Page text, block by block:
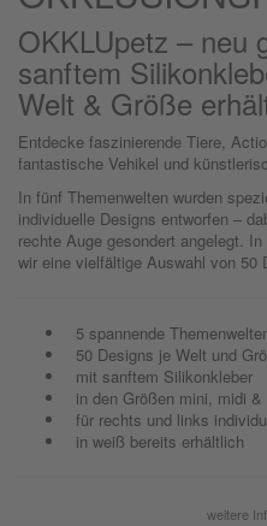
OKKLUpetz – neu
sanftem
Welt & Größe
Entdecke faszinierende Tiere,
fantastische Vehikel und
In fünf Themenwelten wurden
individuelle Designs entworfen –
rechte Auge gesondert angelegt.
wir eine vielfältige Auswahl von 50
5 spannende
50 Designs je Welt und
mit sanftem Silikonkleber
in den Größen mini, midi &
für rechts und links
in weiß bereits erhältlich
weitere